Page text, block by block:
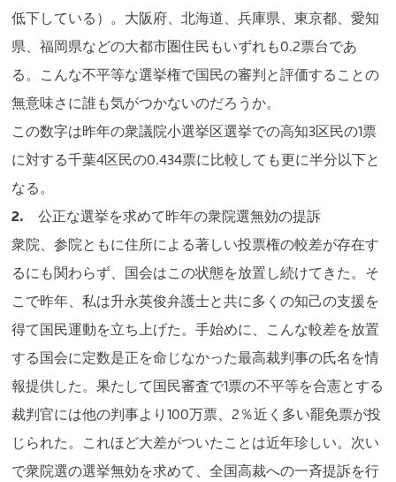
低下している）。大阪府、北海道、兵庫県、東京都、愛知
県、福岡県などの大都市圏住民もいずれも0.2票台であ
る。こんな不平等な選挙権で国民の審判と評価することの
無意味さに誰も気がつかないのだろうか。
この数字は昨年の衆議院小選挙区選挙での高知3区民の1票
に対する千葉4区民の0.434票に比較しても更に半分以下と
なる。
2.公正な選挙を求めて昨年の衆院選無効の提訴
衆院、参院ともに住所による著しい投票権の較差が存在す
るにも関わらず、国会はこの状態を放置し続けてきた。そ
こで昨年、私は升永英俊弁護士と共に多くの知己の支援を
得て国民運動を立ち上げた。手始めに、こんな較差を放置
する国会に定数是正を命じなかった最高裁判事の氏名を情
報提供した。果たして国民審査で1票の不平等を合憲とする
裁判官には他の判事より100万票、2％近く多い罷免票が投
じられた。これほど大差がついたことは近年珍しい。次い
で衆院選の選挙無効を求めて、全国高裁への一斉提訴を行